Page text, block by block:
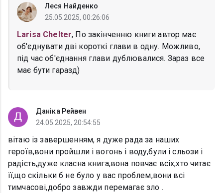
Леся Найденко
25.05.2025, 00:26:06
Larisa Chelter, По закінченню книги автор має
об'єднувати дві короткі глави в одну. Можливо,
під час об'єднання глави дублювалися. Зараз все
має бути гаразд)
Даніка Рейвен
24.05.2025, 20:54:55
вітаю із завершенням, я дуже рада за наших
героїв,вони пройшли і вогонь і воду,були і сльози і
радість,дуже класна книга,вона повчає всіх,хто читає
її,що скільки б не було у вас проблем,вони всі
тимчасові,добро завжди перемагає зло .